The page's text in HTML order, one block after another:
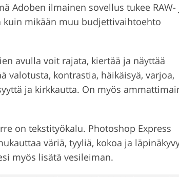
Adoben ilmainen sovellus tukee RAW-
kuin mikään muu budjettivaihtoehto
avulla voit rajata, kiertää ja näyttää
valotusta, kontrastia, häikäisyä, varjoa,
ja kirkkautta. On myös
on tekstityökalu. Photoshop Express
väriä, tyyliä, kokoa ja
myös lisätä vesileiman.